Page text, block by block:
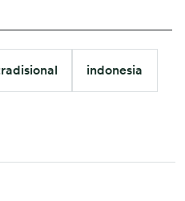
indonesia